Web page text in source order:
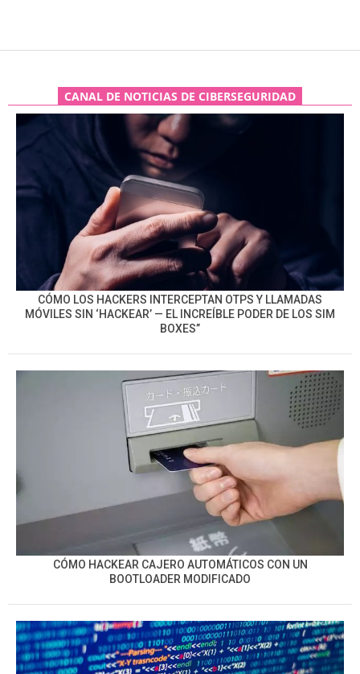
CANAL DE NOTICIAS DE CIBERSEGURIDAD
CÓMO LOS HACKERS INTERCEPTAN OTPS Y LLAMADAS
MÓVILES SIN ‘HACKEAR’ — EL INCREÍBLE PODER DE LOS SIM
BOXES”
CÓMO HACKEAR CAJERO AUTOMÁTICOS CON UN
BOOTLOADER MODIFICADO